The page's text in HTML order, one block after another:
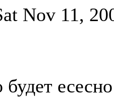
Nov 11,
будет